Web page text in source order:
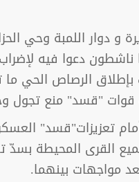
دوار اللمبة وحي
دعوا فيه لإضراب
الرصاص الحي
"قسد" منع تجول
القرى المحيطة بسدّ
مواجهات بينهما.